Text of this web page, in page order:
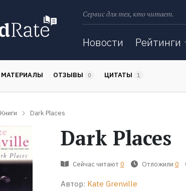
Сервис для тех, кто читает.
Новости Рейтинги
МАТЕРИАЛЫ ОТЗЫВЫ 0 ЦИТАТЫ 1
Книги Dark Places
Dark Places
Сейчас читают 0 Отложили 0
Автор: Kate Grenville